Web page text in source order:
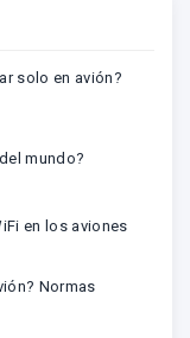
solo en avión?
mundo?
en los aviones
Normas